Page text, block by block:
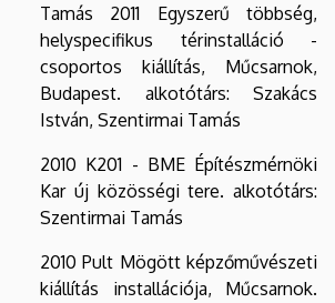
Tamás 2011 Egyszerű többség,
helyspecifikus térinstalláció -
csoportos kiállítás, Műcsarnok,
Budapest. alkotótárs: Szakács
István, Szentirmai Tamás
2010 K201 - BME Építészmérnöki
Kar új közösségi tere. alkotótárs:
Szentirmai Tamás
2010 Pult Mögött képzőművészeti
kiállítás installációja, Műcsarnok.